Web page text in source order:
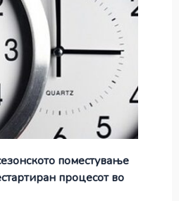
поместување
процесот во